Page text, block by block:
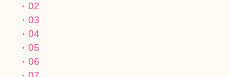
02
03
04
05
06